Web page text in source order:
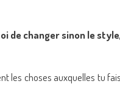
de changer sinon le
les choses auxquelles tu fais